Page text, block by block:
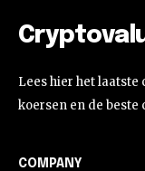
Lees hier het laatste
koersen en de
COMPANY